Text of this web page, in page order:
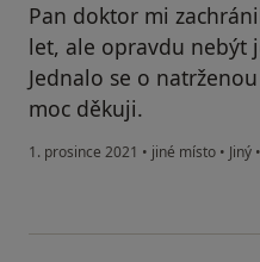
Pan doktor mi
let, ale opravdu nebýt
Jednalo se o
moc děkuji.
1. prosince 2021 • jiné místo • Jiný •